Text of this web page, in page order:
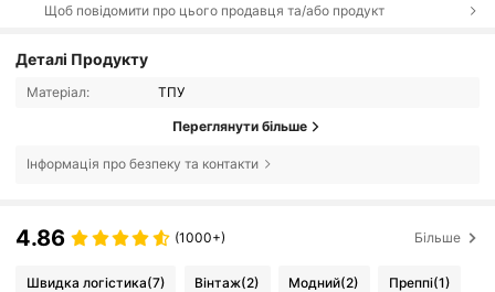
Щоб повідомити про цього продавця та/або продукт
Деталі Продукту
Матеріал: ТПУ
Переглянути більше
Інформація про безпеку та контакти
4.86 (1000+) Більше
Швидка логістика(7) Вінтаж(2) Модний(2) Преппі(1)